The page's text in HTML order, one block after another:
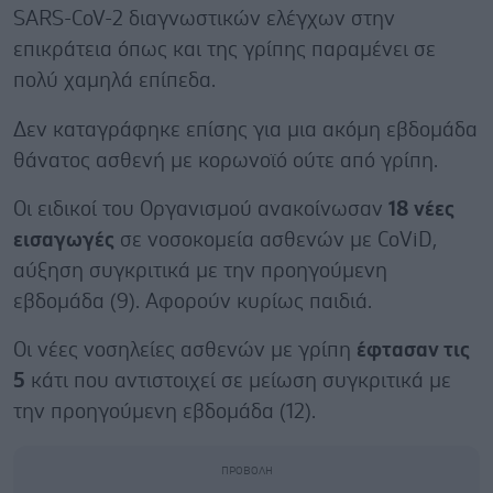
SARS-CoV-2 διαγνωστικών ελέγχων στην
επικράτεια όπως και της γρίπης παραμένει σε
πολύ χαμηλά επίπεδα.
Δεν καταγράφηκε επίσης για μια ακόμη εβδομάδα
θάνατος ασθενή με κορωνοϊό ούτε από γρίπη.
Οι ειδικοί του Οργανισμού ανακοίνωσαν 18 νέες
εισαγωγές σε νοσοκομεία ασθενών με CοViD,
αύξηση συγκριτικά με την προηγούμενη
εβδομάδα (9). Αφορούν κυρίως παιδιά.
Οι νέες νοσηλείες ασθενών με γρίπη έφτασαν τις
5 κάτι που αντιστοιχεί σε μείωση συγκριτικά με
την προηγούμενη εβδομάδα (12).